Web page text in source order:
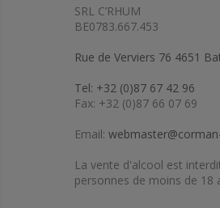
SRL C’RHUM
BE0783.667.453
Rue de Verviers 76 4651
Tel: +32 (0)87 67 42 96
Fax: +32 (0)87 66 07 69
Email:
La vente d'alcool est
personnes de moins de 18